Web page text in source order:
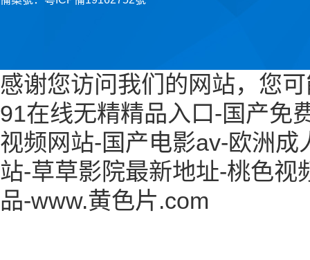
感谢您访问我们的网站，您
91在线无精精品入口-国产免
视频网站-国产电影av-欧洲
站-草草影院最新地址-桃色
品-www.黄色片.com